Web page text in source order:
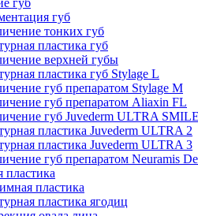
губ
губ
тонких губ
пластика губ
верхней губы
пластика губ Stylage L
губ препаратом Stylage M
губ препаратом Aliaxin FL
губ Juvederm ULTRA
пластика Juvederm ULTRA 2
пластика Juvederm ULTRA 3
губ препаратом Neuramis
пластика
пластика
пластика ягодиц